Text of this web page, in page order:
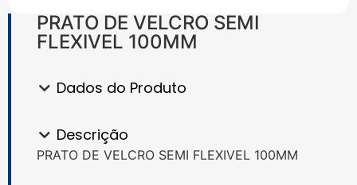
PRATO DE VELCRO SEMI
FLEXIVEL 100MM
Dados do Produto
Descrição
PRATO DE VELCRO SEMI FLEXIVEL 100MM